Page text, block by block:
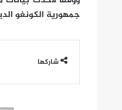
جمهورية الكونغو
شاركها